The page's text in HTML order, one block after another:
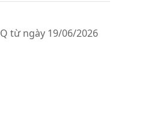
từ ngày 19/06/2026